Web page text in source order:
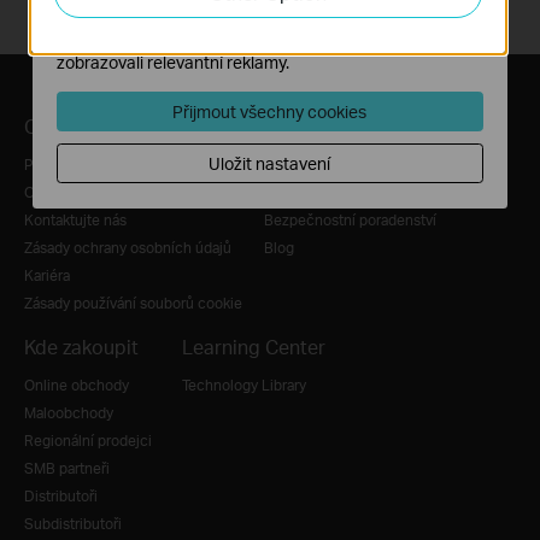
O nás
Profil společnosti
O nás
Kontaktujte nás
Zásady ochrany osobních údajů
Kariéra
Zásady používání souborů cookie
Tiskové zprávy
Novinky
Bezpečnostní poradenství
Blog
Kde zakoupit
Online obchody
Maloobchody
Regionální prodejci
SMB partneři
Distributoři
Subdistributoři
Learning Center
Technology Library
Marketingové soubory cookie mohou prostřednictvím
zobrazovali relevantní reklamy.
Přijmout všechny cookies
Uložit nastavení